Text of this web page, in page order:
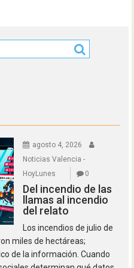
agosto 4, 2026
Noticias Valencia -
HoyLunes
0
Del incendio de las
llamas al incendio
del relato
Los incendios de julio de
miles de hectáreas;
de la información. Cuando